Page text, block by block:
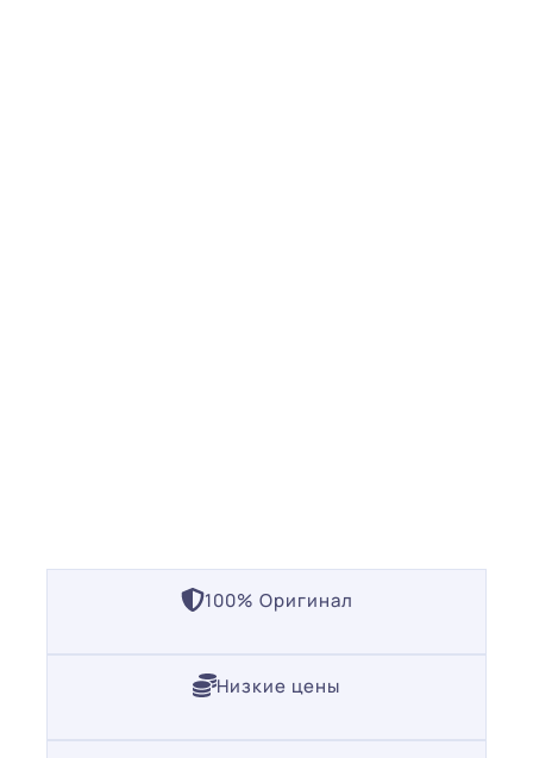
100% Оригинал
Низкие цены